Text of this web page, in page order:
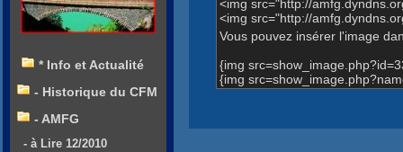
<img src="http://
<img src="http://
Vous pouvez insérer l'image
{img
{img
* Info et Actualité
- Historique du CFM
- AMFG
- à Lire 12/2010